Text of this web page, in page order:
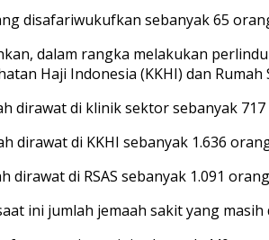
disafariwukufkan sebanyak 65
dalam rangka melakukan
Haji Indonesia (KKHI) dan
dirawat di klinik sektor sebanyak
dirawat di KKHI sebanyak 1.636
dirawat di RSAS sebanyak 1.091
ini jumlah jemaah sakit yang